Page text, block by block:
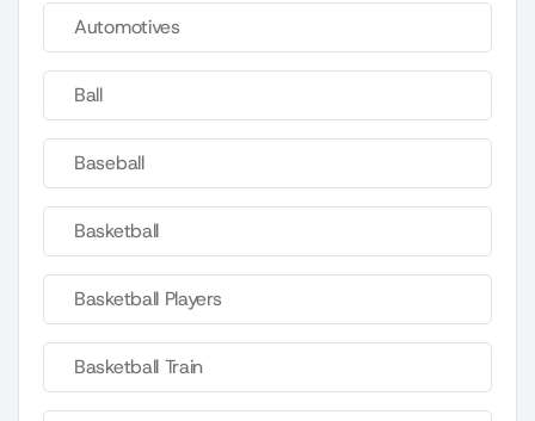
Automotives
Ball
Baseball
Basketball
Basketball Players
Basketball Train